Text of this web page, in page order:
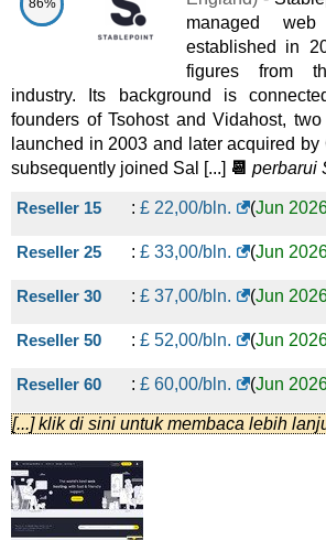
86%
managed
established in
figures from
industry. Its background is
founders of Tsohost and Vidahost,
launched in 2003 and later acquired by
subsequently joined Sal [...] 📆 perbarui
Reseller 15 : £ 22,00/bln. (Jun
Reseller 25 : £ 33,00/bln. (Jun
Reseller 30 : £ 37,00/bln. (Jun
Reseller 50 : £ 52,00/bln. (Jun
Reseller 60 : £ 60,00/bln. (Jun
Reseller 75 :£ 67,00/bln. (Jun
Reseller 100 :£
Reseller 120 :£
[...] klik di sini untuk membaca lebih